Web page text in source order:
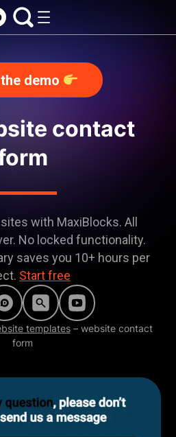
demo
contact
with MaxiBlocks. All
No locked functionality.
saves you 10+ hours per
Start free
templates– website contact
form